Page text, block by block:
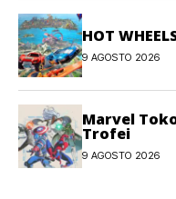
HOT
9 AGOSTO 2026
Marvel
Trofei
9 AGOSTO 2026